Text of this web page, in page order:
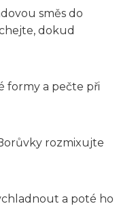
směs do
dokud
formy a pečte při
rozmixujte
a poté ho